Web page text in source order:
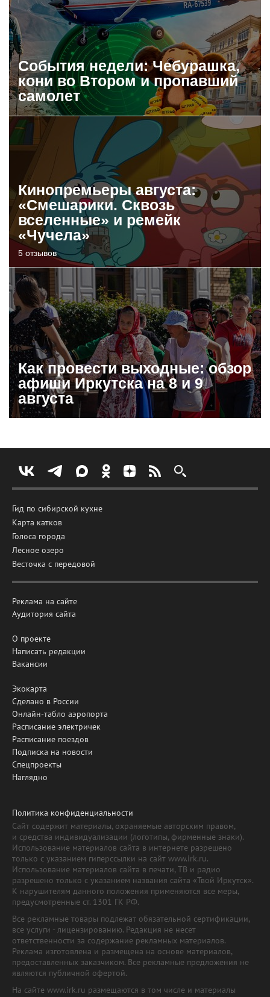
События недели: Чебурашка,
кони во Втором и пропавший
самолет
Кинопремьеры августа:
«Смешарики. Сквозь
вселенные» и ремейк
«Чучела»
5 отзывов
Как провести выходные: обзор
афиши Иркутска на 8 и 9
августа
Гид по сибирской кухне
Карта катков
Голоса города
Лесное озеро
Весточка с передовой
Реклама на сайте
Аудитория сайта
О проекте
Написать редакции
Вакансии
Экокарта
Сделано в России
Онлайн-табло аэропорта
Расписание электричек
Расписание поездов
Подписка на новости
Спецпроекты
Наглядно
Политика конфиденциальности
Сайт содержит материалы, охраняемые авторским правом,
и средства индивидуализации (логотипы, фирменные знаки).
Использование материалов сайта в интернете разрешено
только с указанием гиперссылки на сайт www.irk.ru.
Использование материалов сайта в печати, ТВ и радио
разрешено только с указанием названия сайта «Твой Иркутск».
К нарушителям данного положения применяются все меры,
предусмотренные ст. 1301 ГК РФ.
Все рекламные товары подлежат обязательной сертификации,
все услуги - лицензированию. Редакция не несет
ответственности за содержание рекламных материалов.
Реклама изготовлена и размещена на основе материалов,
предоставленных заказчиком. Все рекламные предложения не
являются публичной офертой.
На сайте www.irk.ru размещаются в том числе и материалы